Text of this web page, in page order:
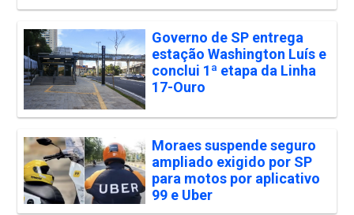
Governo de SP entrega
estação Washington Luís e
conclui 1ª etapa da Linha
17-Ouro
Moraes suspende seguro
ampliado exigido por SP
para motos por aplicativo
99 e Uber